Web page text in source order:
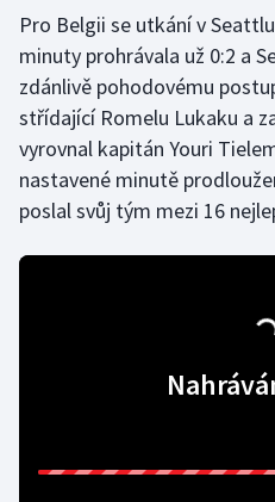
Gymnastika
Házená
Jezdectví
Judo
Lyže a snowboard
Pro Belgii se utkání v
minuty prohrávala už 0:2 a
zdánlivě pohodovému
střídající Romelu Lukaku a
vyrovnal kapitán Youri
nastavené minutě
poslal svůj tým mezi 16